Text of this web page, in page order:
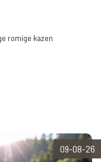
romige kazen
09-08-26